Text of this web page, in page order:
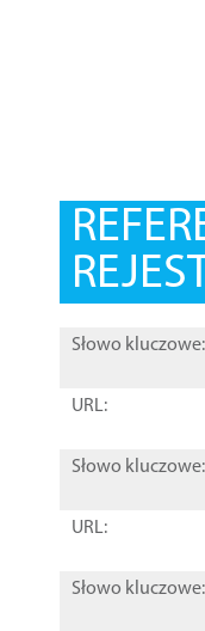
Słowo kluczowe:
URL:
Słowo kluczowe:
URL:
Słowo kluczowe: